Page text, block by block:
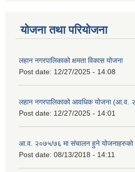
योजना तथा परियोजना
लहान नगरपालिकाको क्षमता विकास योजना
Post date: 12/27/2025 - 14:08
लहान नगरपालिकाको आवधिक योजना
Post date: 12/27/2025 - 14:01
आ.व. २०७५/७६ मा संचालन हुने योजनाहरुको
Post date: 08/13/2018 - 14:11